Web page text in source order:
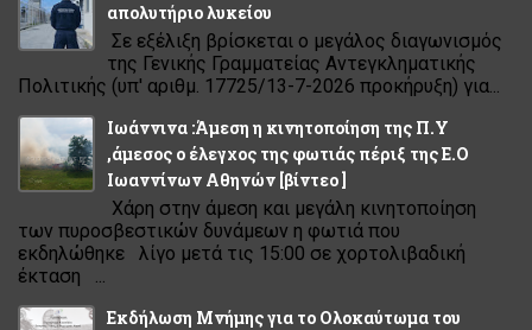
απολυτήριο λυκείου
Σε εξέλιξη βρίσκεται ο μεγάλος διαγωνισμός
της Γενικής Γραμματείας Αντεγκληματικής
Πολιτικής (υπ' αριθμ. 17725/13-7-2026 προκήρυξη) για...
Ιωάννινα :Άμεση η κινητοποίηση της Π.Υ
,άμεσος ο έλεγχος της φωτιάς πέριξ της Ε.Ο
Ιωαννίνων Αθηνών [βίντεο ]
Χάρη στην άμεση και μεγάλη κινητοποίηση
των πυροσβεστικών δυνάμεων η φωτιά που
εκδηλώθηκε λίγο μετά τις 15:00 σε χορτολιβαδική
έκταση ...
Εκδήλωση Μνήμης για το Ολοκαύτωμα του